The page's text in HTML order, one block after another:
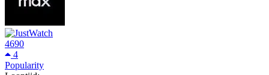
4690
4
Popularity